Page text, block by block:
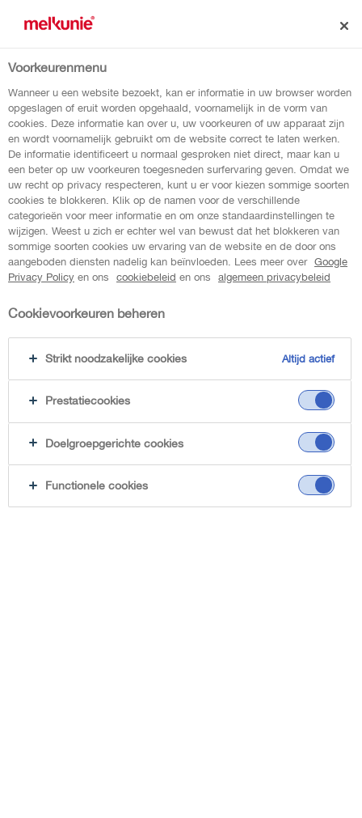
terug naar overzicht
framboos aardbei shake
Melkunie PROTEIN framboos aardbei shake
bevat 20 gram eiwitten in een handig on-the-
go flesje.
Voorkeurenmenu
Wanneer u een website bezoekt, kan er informatie in uw browser worden
opgeslagen of eruit worden opgehaald, voornamelijk in de vorm van
cookies. Deze informatie kan over u, uw voorkeuren of uw apparaat zijn
en wordt voornamelijk gebruikt om de website correct te laten werken.
De informatie identificeert u normaal gesproken niet direct, maar kan u
een beter op uw voorkeuren toegesneden surfervaring geven. Omdat we
uw recht op privacy respecteren, kunt u er voor kiezen sommige soorten
cookies te blokkeren. Klik op de namen voor de verschillende
categorieën voor meer informatie en om onze standaardinstellingen te
wijzigen. Weest u zich er echter wel van bewust dat het blokkeren van
sommige soorten cookies uw ervaring van de website en de door ons
aangeboden diensten nadelig kan beïnvloeden. Lees meer over Google
Privacy Policy en ons cookiebeleid en ons algemeen privacybeleid
Cookievoorkeuren beheren
Strikt noodzakelijke cookies Altijd actief
Prestatiecookies
Doelgroepgerichte cookies
Functionele cookies